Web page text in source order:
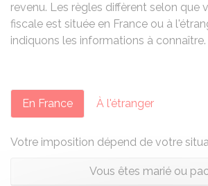
revenu. Les règles diffèrent selon que
fiscale est située en France ou à
indiquons les informations à connaître.
En France À l'étranger
Votre imposition dépend de votre
Vous êtes marié ou